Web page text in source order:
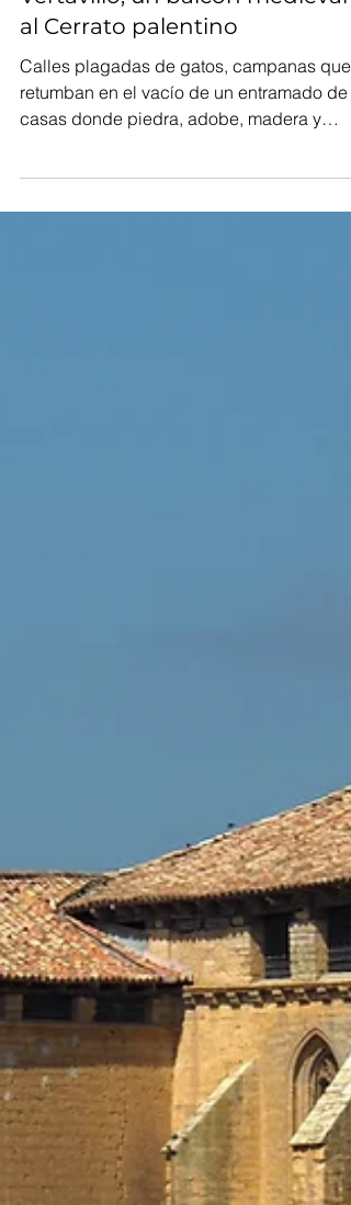
4 min de lectura
Vertavillo, un balcón medieval
al Cerrato palentino
Calles plagadas de gatos, campanas que
casas donde piedra, adobe, madera y